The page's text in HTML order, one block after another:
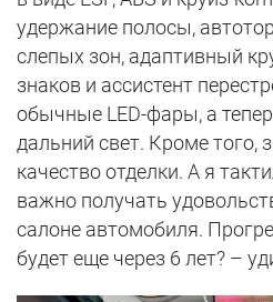
удержание полосы,
слепых зон, адаптивный
знаков и ассистент
обычные LED-фары, а
дальний свет. Кроме того,
качество отделки. А я
важно получать
салоне автомобиля.
будет еще через 6 лет? –